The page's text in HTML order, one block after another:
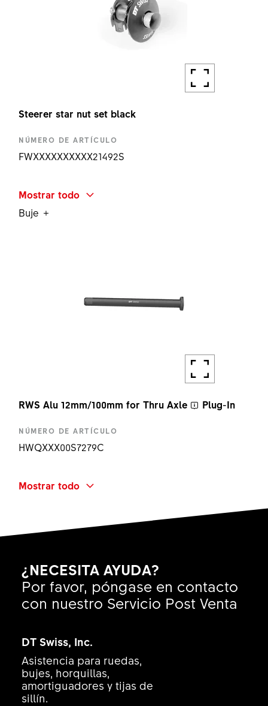
Steerer star nut set black
NÚMERO DE ARTÍCULO
FWXXXXXXXXXX21492S
STEERER STAR NUT SET BLK
Mostrar todo
Buje
RWS Alu 12mm/100mm forThru Axle Plug-In
NÚMERO DE ARTÍCULO
HWQXXX00S7279C
Plug In RWS MTB - Rod only
-
100 mm
MATERIAL DE LA PALANCA
None
RWS 10 ALU Ø12X138.7/M12X1.00X11 PI RO
CANTIDAD
1 UN
Mostrar todo
¿NECESITA AYUDA?
Por favor, póngase en contacto
con nuestro Servicio Post Venta
DT Swiss, Inc.
Asistencia para ruedas,
bujes, horquillas,
amortiguadores y tijas de
sillín.